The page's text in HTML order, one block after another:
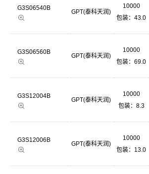
G3S06540B
GPT(泰科天润)
10000
包装：43.0
G3S06560B
GPT(泰科天润)
10000
包装：69.0
G3S12004B
GPT(泰科天润)
10000
包装：8.3
G3S12006B
GPT(泰科天润)
10000
包装：13.0